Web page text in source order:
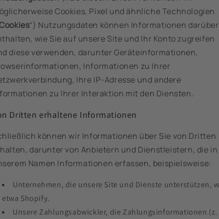
Cookies, Pixel und ähnliche Technologien
“) Nutzungsdaten können Informationen darüber
wie Sie auf unsere Site und Ihr Konto zugreifen
diese verwenden, darunter Geräteinformationen,
Informationen zu Ihrer
Ihre IP-Adresse und andere
zu Ihrer Interaktion mit den Diensten.
Dritten erhaltene Informationen
können wir Informationen über Sie von Dritten
darunter von Anbietern und Dienstleistern, die in
Namen Informationen erfassen, beispielsweise:
Unternehmen, die unsere Site und Dienste unterstützen,
etwa Shopify.
Unsere Zahlungsabwickler, die Zahlungsinformationen (z.